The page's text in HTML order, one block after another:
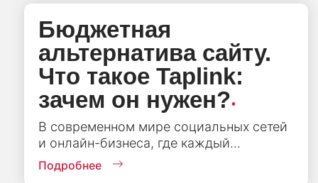
Бюджетная
альтернатива сайту.
Что такое Taplink:
зачем он нужен?.
В современном мире социальных сетей
и онлайн-бизнеса, где каждый...
Подробнее